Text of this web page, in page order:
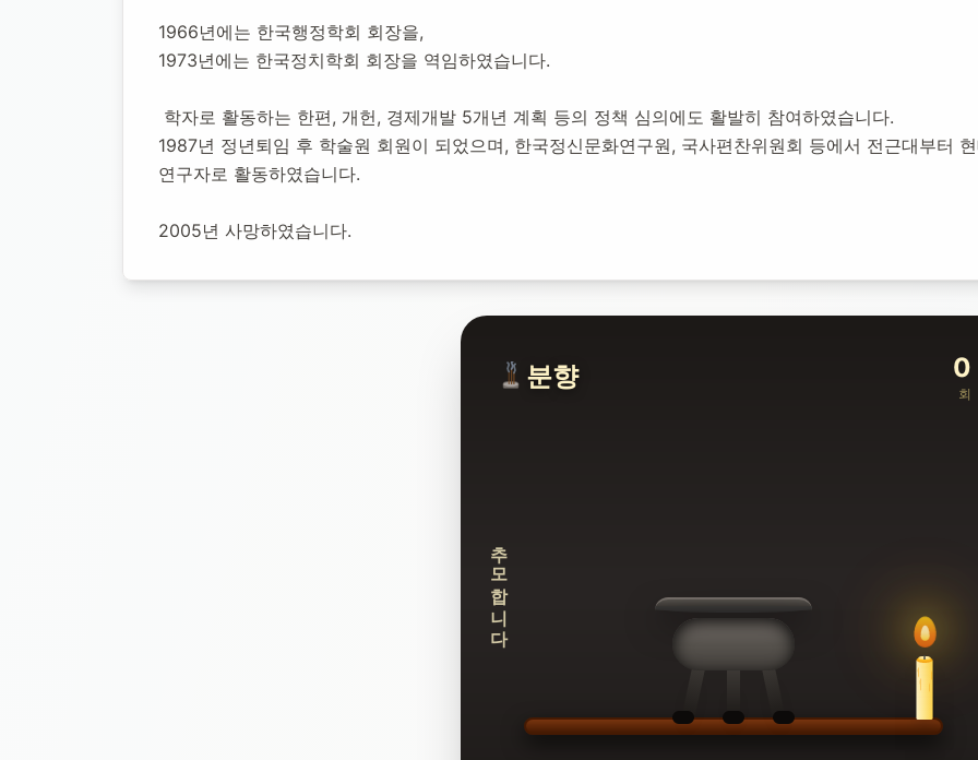
1966년에는 한국행정학회 회장을,
1973년에는 한국정치학회 회장을 역임하였습니다.
학자로 활동하는 한편, 개헌, 경제개발 5개년 계획 등의 정책 심의에도 활발히 참여하였습니다.
1987년 정년퇴임 후 학술원 회원이 되었으며, 한국정신문화연구원, 국사편찬위원회 등에서 전근대부터
연구자로 활동하였습니다.
2005년 사망하였습니다.
분향 0
회
추모합니다